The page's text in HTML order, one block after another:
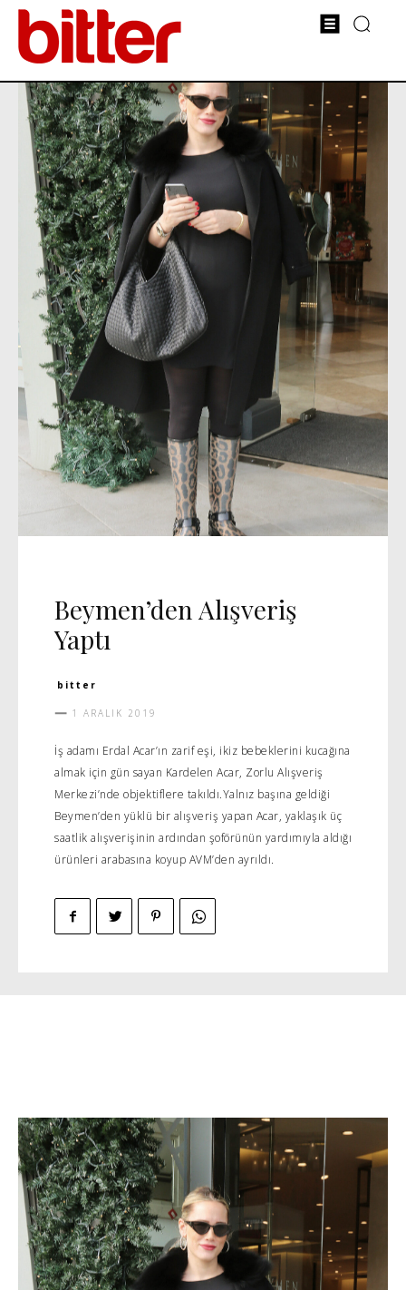
Beymen’den Alışveriş
Yaptı
bitter
1 ARALIK 2019
İş adamı Erdal Acar’ın zarif eşi, ikiz bebeklerini kucağına
almak için gün sayan Kardelen Acar, Zorlu Alışveriş
Merkezi’nde objektiflere takıldı.Yalnız başına geldiği
Beymen’den yüklü bir alışveriş yapan Acar, yaklaşık üç
saatlik alışverişinin ardından şoförünün yardımıyla aldığı
ürünleri arabasına koyup AVM’den ayrıldı.